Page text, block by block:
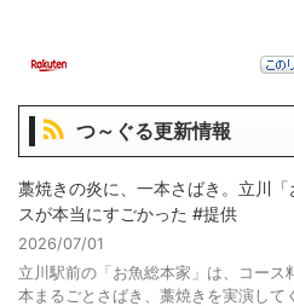
つ～ぐる更新情報
藁焼きの炎に、一本さばき。立川
スが本当にすごかった #提供
2026/07/01
立川駅前の「お魚総本家」は、コース
本まるごとさばき、藁焼きを実演し